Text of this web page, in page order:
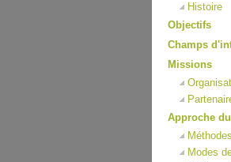
Histoire
Objectifs
Champs
Missions
Approche
Modes